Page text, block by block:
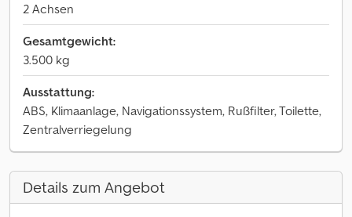
2 Achsen
Gesamtgewicht:
3.500 kg
Ausstattung:
ABS, Klimaanlage, Navigationssystem, Rußfilter, Toilette,
Zentralverriegelung
Details zum Angebot